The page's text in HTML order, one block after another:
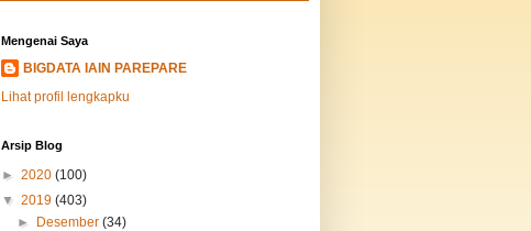
Mengenai Saya
BIGDATA IAIN PAREPARE
Lihat profil lengkapku
Arsip Blog
► 2020 (100)
▼ 2019 (403)
►
Desember(34)